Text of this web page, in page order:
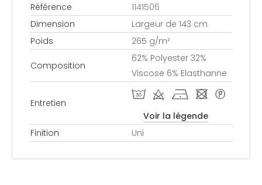
Référence
1141506
Dimension
Largeur de 143 cm
Poids
265 g/m²
Composition
62% Polyester 32%
Viscose 6% Elasthanne
Entretien
T d h - *
Voir la légende
Finition
Uni